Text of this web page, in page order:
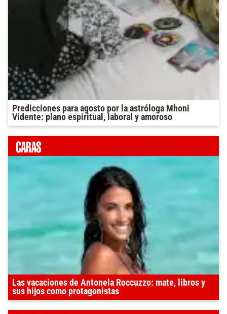
Predicciones para agosto por la astróloga Mhoni
Vidente: plano espiritual, laboral y amoroso
Las vacaciones de Antonela Roccuzzo: mate, libros y
sus hijos como protagonistas